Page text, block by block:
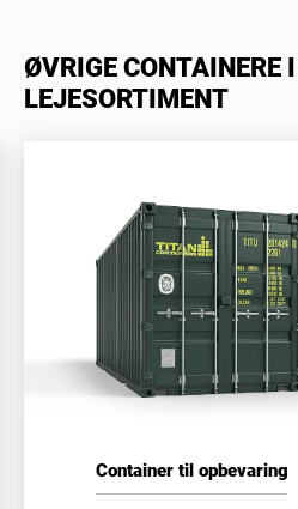
ØVRIGE CONTAINERE
LEJESORTIMENT
Container til opbevaring